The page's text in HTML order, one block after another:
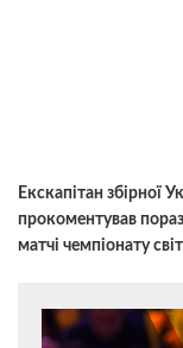
Екскапітан збірної
прокоментував
матчі чемпіонату